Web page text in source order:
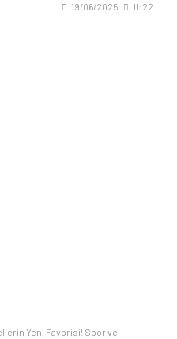
19/06/2025 11:22
Yeni Favorisi! Spor ve